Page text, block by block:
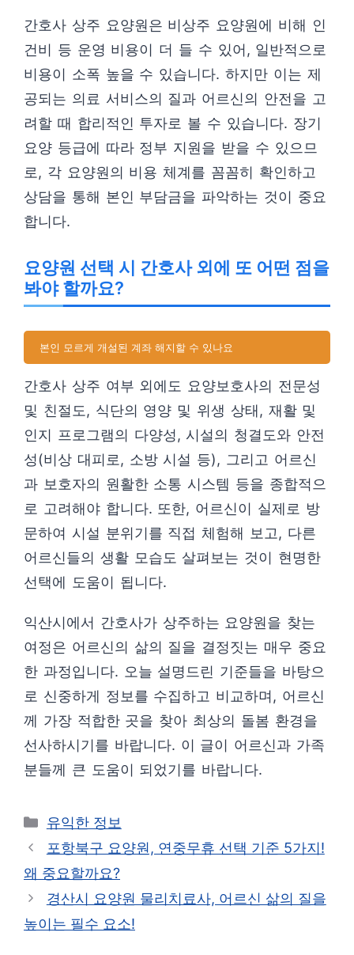
간호사 상주 요양원은 비상주 요양원에 비해 인
건비 등 운영 비용이 더 들 수 있어, 일반적으로
비용이 소폭 높을 수 있습니다. 하지만 이는 제
공되는 의료 서비스의 질과 어르신의 안전을 고
려할 때 합리적인 투자로 볼 수 있습니다. 장기
요양 등급에 따라 정부 지원을 받을 수 있으므
로, 각 요양원의 비용 체계를 꼼꼼히 확인하고
상담을 통해 본인 부담금을 파악하는 것이 중요
합니다.
요양원 선택 시 간호사 외에 또 어떤 점을
봐야 할까요?
본인 모르게 개설된 계좌 해지할 수 있나요
간호사 상주 여부 외에도 요양보호사의 전문성
및 친절도, 식단의 영양 및 위생 상태, 재활 및
인지 프로그램의 다양성, 시설의 청결도와 안전
성(비상 대피로, 소방 시설 등), 그리고 어르신
과 보호자의 원활한 소통 시스템 등을 종합적으
로 고려해야 합니다. 또한, 어르신이 실제로 방
문하여 시설 분위기를 직접 체험해 보고, 다른
어르신들의 생활 모습도 살펴보는 것이 현명한
선택에 도움이 됩니다.
익산시에서 간호사가 상주하는 요양원을 찾는
여정은 어르신의 삶의 질을 결정짓는 매우 중요
한 과정입니다. 오늘 설명드린 기준들을 바탕으
로 신중하게 정보를 수집하고 비교하며, 어르신
께 가장 적합한 곳을 찾아 최상의 돌봄 환경을
선사하시기를 바랍니다. 이 글이 어르신과 가족
분들께 큰 도움이 되었기를 바랍니다.
카
테
리
유익한 정보
포항북구 요양원, 연중무휴 선택 기준 5가지!
왜 중요할까요?
경산시 요양원 물리치료사, 어르신 삶의 질을
높이는 필수 요소!